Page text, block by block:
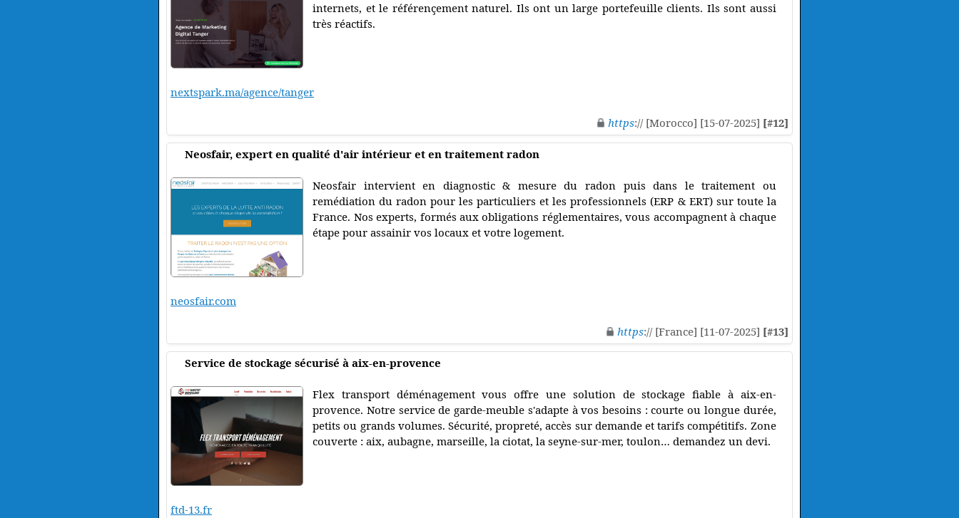
internets, et le référençement naturel. Ils ont un large portefeuille clients. Ils sont aussi
très réactifs.
nextspark.ma/agence/tanger
https:// [Morocco] [15-07-2025] [#12]
Neosfair, expert en qualité d'air intérieur et en traitement radon
Neosfair intervient en diagnostic & mesure du radon puis dans le traitement ou
remédiation du radon pour les particuliers et les professionnels (ERP & ERT) sur toute la
France. Nos experts, formés aux obligations réglementaires, vous accompagnent à chaque
étape pour assainir vos locaux et votre logement.
neosfair.com
https:// [France] [11-07-2025] [#13]
Service de stockage sécurisé à aix-en-provence
Flex transport déménagement vous offre une solution de stockage fiable à aix-en-
provence. Notre service de garde-meuble s'adapte à vos besoins : courte ou longue durée,
petits ou grands volumes. Sécurité, propreté, accès sur demande et tarifs compétitifs. Zone
couverte : aix, aubagne, marseille, la ciotat, la seyne-sur-mer, toulon… demandez un devi.
ftd-13.fr